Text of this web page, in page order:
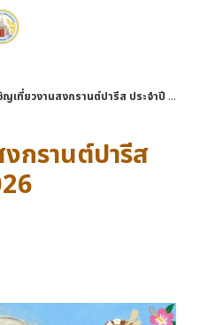
เที่ยวงานสงกรานต์ปารีส ประจำปี 2569/2026
กรานต์ปารีส